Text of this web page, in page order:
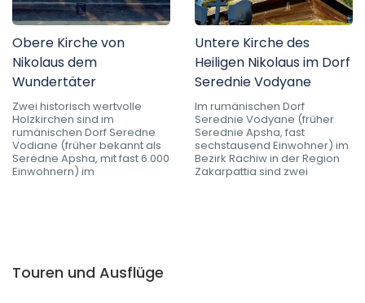
Obere Kirche von
Nikolaus dem
Wundertäter
Zwei historisch wertvolle
Holzkirchen sind im
rumänischen Dorf Seredne
Vodiane (früher bekannt als
Seredne Apsha, mit fast 6.000
Einwohnern) im
Untere Kirche des
Heiligen Nikolaus im Dorf
Serednie Vodyane
Im rumänischen Dorf
Serednie Vodyane (früher
Serednie Apsha, fast
sechstausend Einwohner) im
Bezirk Rachiw in der Region
Zakarpattia sind zwei
Touren und Ausflüge